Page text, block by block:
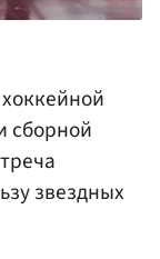
сборной
звездных